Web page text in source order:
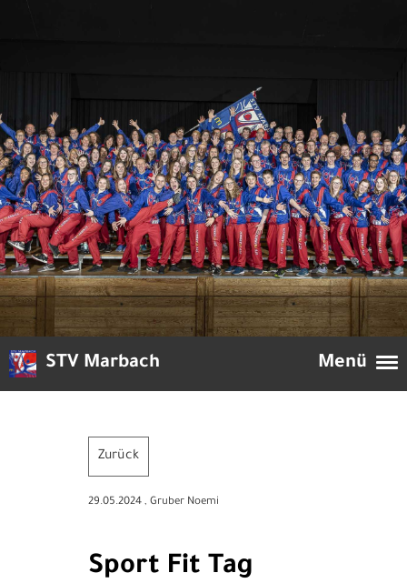
Menü
STV Marbach
Zurück
29.05.2024 , Gruber Noemi
Sport Fit Tag